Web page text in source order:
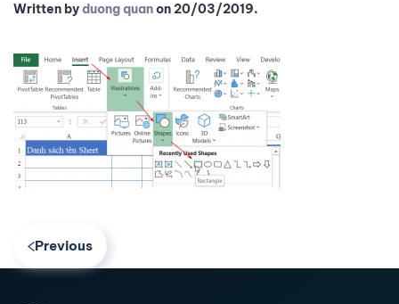
Written byduong quanon20/03/2019.
Previous